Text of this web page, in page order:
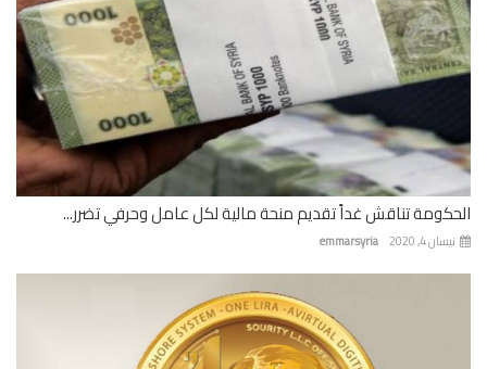
تناقش غداً تقديم منحة مالية لكل عامل وحرفي تضرر...
emmarsyria 4, 2020